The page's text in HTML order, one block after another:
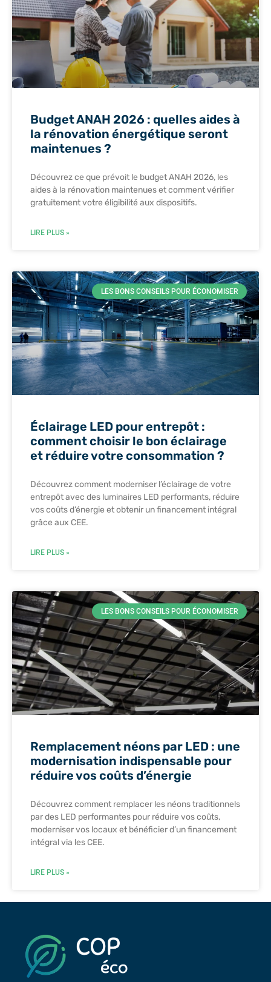
Budget ANAH 2026 : quelles aides à
la rénovation énergétique seront
maintenues ?
Découvrez ce que prévoit le budget ANAH 2026, les
aides à la rénovation maintenues et comment vérifier
gratuitement votre éligibilité aux dispositifs.
LIRE PLUS »
LES BONS CONSEILS POUR ÉCONOMISER
Éclairage LED pour entrepôt :
comment choisir le bon éclairage
et réduire votre consommation ?
Découvrez comment moderniser l’éclairage de votre
entrepôt avec des luminaires LED performants, réduire
vos coûts d’énergie et obtenir un financement intégral
grâce aux CEE.
LIRE PLUS »
LES BONS CONSEILS POUR ÉCONOMISER
Remplacement néons par LED : une
modernisation indispensable pour
réduire vos coûts d’énergie
Découvrez comment remplacer les néons traditionnels
par des LED performantes pour réduire vos coûts,
moderniser vos locaux et bénéficier d’un financement
intégral via les CEE.
LIRE PLUS »